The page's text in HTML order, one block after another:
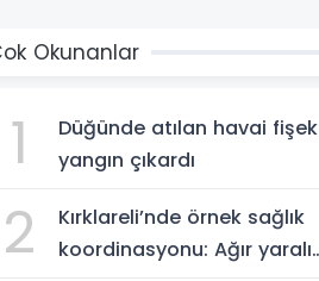
Okunanlar
1
Düğünde atılan havai fişek
yangın çıkardı
2
Kırklareli’nde örnek sağlık
koordinasyonu: Ağır yaralı